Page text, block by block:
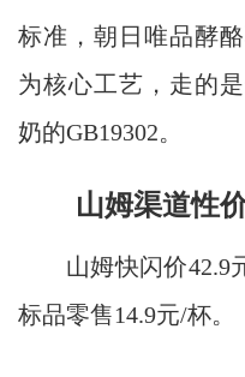
标准，朝日唯品酵
为核心工艺，走的
奶的GB19302。
山姆渠道性
山姆快闪价42.9
标品零售14.9元/杯。